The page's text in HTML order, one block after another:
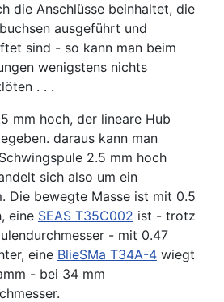
die Anschlüsse beinhaltet, die
ausgeführt und
sind - so kann man beim
wenigstens nichts
. . .
mm hoch, der lineare Hub
daraus kann man
2.5 mm hoch
sich also um ein
Die bewegte Masse ist mit 0.5
eine SEAS T35C002 ist - trotz
- mit 0.47
eine BlieSMa T34A-4 wiegt
- bei 34 mm